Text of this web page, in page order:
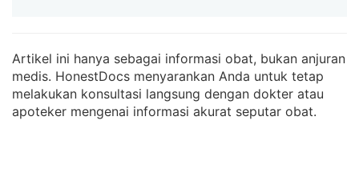
Artikel ini hanya sebagai informasi obat, bukan anjuran
medis. HonestDocs menyarankan Anda untuk tetap
melakukan konsultasi langsung dengan dokter atau
apoteker mengenai informasi akurat seputar obat.